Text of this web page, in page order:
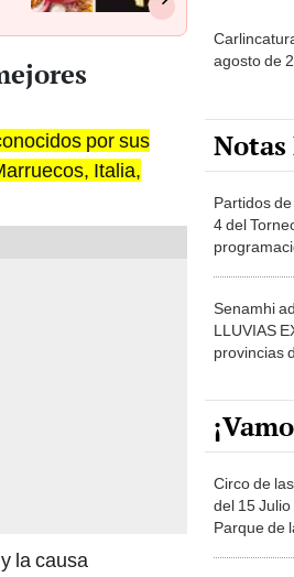
por sus
Italia,
la causa
agosto de
Notas
Partidos
4 del
Senamhi
LLUVIAS
provincias
Circo de
del 15 Julio
Parque de